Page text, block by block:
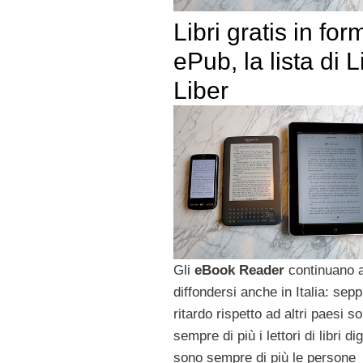
Libri gratis in
ePub, la lista di
Liber
Gli eBook Readercontinuano
diffondersi anche in Italia:
ritardo rispetto ad altri paesi
sempre di più i lettori di libri
sono sempre di più le persone